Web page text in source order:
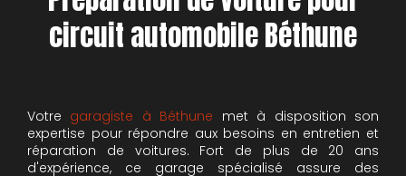
circuit automobile Béthune
Votre garagiste à Béthune met à disposition son
expertise pour répondre aux besoins en entretien et
réparation de voitures. Fort de plus de 20 ans
d'expérience, ce garage spécialisé assure des